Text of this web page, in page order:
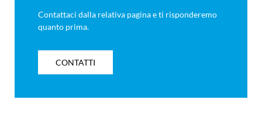
Contattaci dalla relativa pagina e ti risponderemo
quanto prima.
CONTATTI